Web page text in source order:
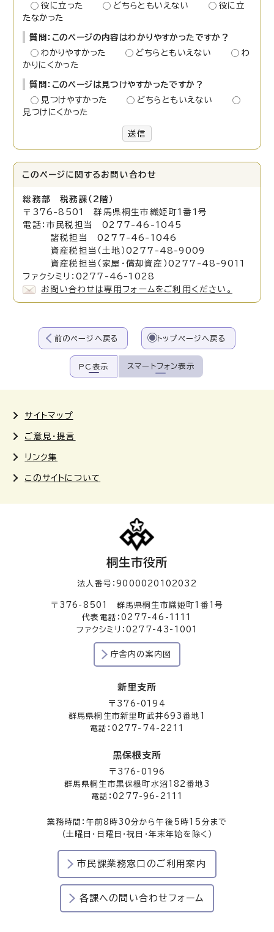
役に立った
どちらともいえない
役に立
たなかった
質問：このページの内容はわかりやすかったですか？
わかりやすかった
どちらともいえない
わ
かりにくかった
質問：このページは見つけやすかったですか？
見つけやすかった
どちらともいえない
見つけにくかった
送信
このページに関する お問い合わせ
総務部 税務課（2階）
〒376-8501 群馬県桐生市織姫町1番1号
電話：市民税担当 0277-46-1045
諸税担当 0277-46-1046
資産税担当（土地）0277-48-9009
資産税担当（家屋・償却資産）0277-48-9011
ファクシミリ：0277-46-1028
お問い合わせは専用フォームをご利用ください。
前のページへ戻る トップページへ戻る
PC表示 スマートフォン表示
サイトマップ
ご意見・提言
リンク集
このサイトについて
桐生市役所
法人番号：9000020102032
〒376-8501 群馬県桐生市織姫町1番1号
代表電話：0277-46-1111
ファクシミリ：0277-43-1001
庁舎内の案内図
新里支所
〒376-0194
群馬県桐生市新里町武井693番地1
電話：0277-74-2211
黒保根支所
〒376-0196
群馬県桐生市黒保根町水沼182番地3
電話：0277-96-2111
業務時間：午前8時30分から午後5時15分まで
（土曜日・日曜日・祝日・年末年始を除く）
市民課業務窓口のご利用案内
各課への問い合わせフォーム